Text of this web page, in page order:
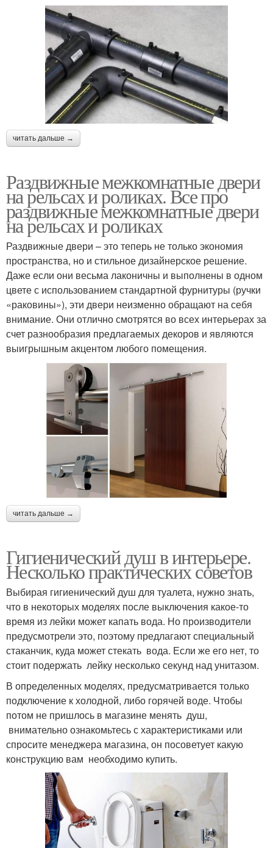
читать дальше →
Раздвижные межкомнатные двери
на рельсах и роликах. Все про
раздвижные межкомнатные двери
на рельсах и роликах
Раздвижные двери – это теперь не только экономия
пространства, но и стильное дизайнерское решение.
Даже если они весьма лаконичны и выполнены в одном
цвете с использованием стандартной фурнитуры (ручки
«раковины»), эти двери неизменно обращают на себя
внимание. Они отлично смотрятся во всех интерьерах за
счет разнообразия предлагаемых декоров и являются
выигрышным акцентом любого помещения.
читать дальше →
Гигиенический душ в интерьере.
Несколько практических советов
Выбирая гигиенический душ для туалета, нужно знать,
что в некоторых моделях после выключения какое-то
время из лейки может капать вода. Но производители
предусмотрели это, поэтому предлагают специальный
стаканчик, куда может стекать вода. Если же его нет, то
стоит подержать лейку несколько секунд над унитазом.
В определенных моделях, предусматривается только
подключение к холодной, либо горячей воде. Чтобы
потом не пришлось в магазине менять душ,
внимательно ознакомьтесь с характеристиками или
спросите менеджера магазина, он посоветует какую
конструкцию вам необходимо купить.